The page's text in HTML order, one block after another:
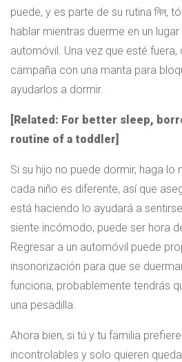
puede, y es parte de su rutina নিন,
hablar mientras duerme en un
automóvil. Una vez que esté
campaña con una manta para
ayudarlos a dormir.
[Related: For better sleep,
routine of a toddler]
Si su hijo no puede dormir, haga
cada niño es diferente, así que
está haciendo lo ayudará a
siente incómodo, puede ser hora
Regresar a un automóvil puede
insonorización para que se
funciona, probablemente tendrás
una pesadilla.
Ahora bien, si tú y tu familia
incontrolables y solo quieren